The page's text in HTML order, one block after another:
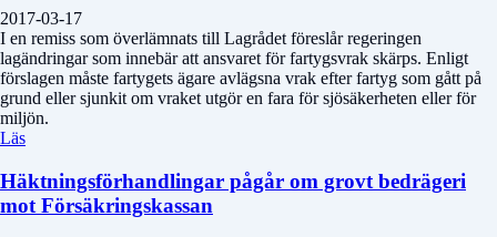
2017-03-17
I en remiss som överlämnats till Lagrådet föreslår regeringen
lagändringar som innebär att ansvaret för fartygsvrak skärps. Enligt
förslagen måste fartygets ägare avlägsna vrak efter fartyg som gått på
grund eller sjunkit om vraket utgör en fara för sjösäkerheten eller för
miljön.
Läs
Häktningsförhandlingar pågår om grovt bedrägeri
mot Försäkringskassan